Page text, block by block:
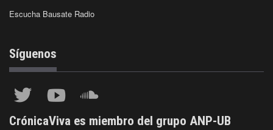
Escucha Bausate Radio
Síguenos
CrónicaViva es miembro del grupo ANP-UB